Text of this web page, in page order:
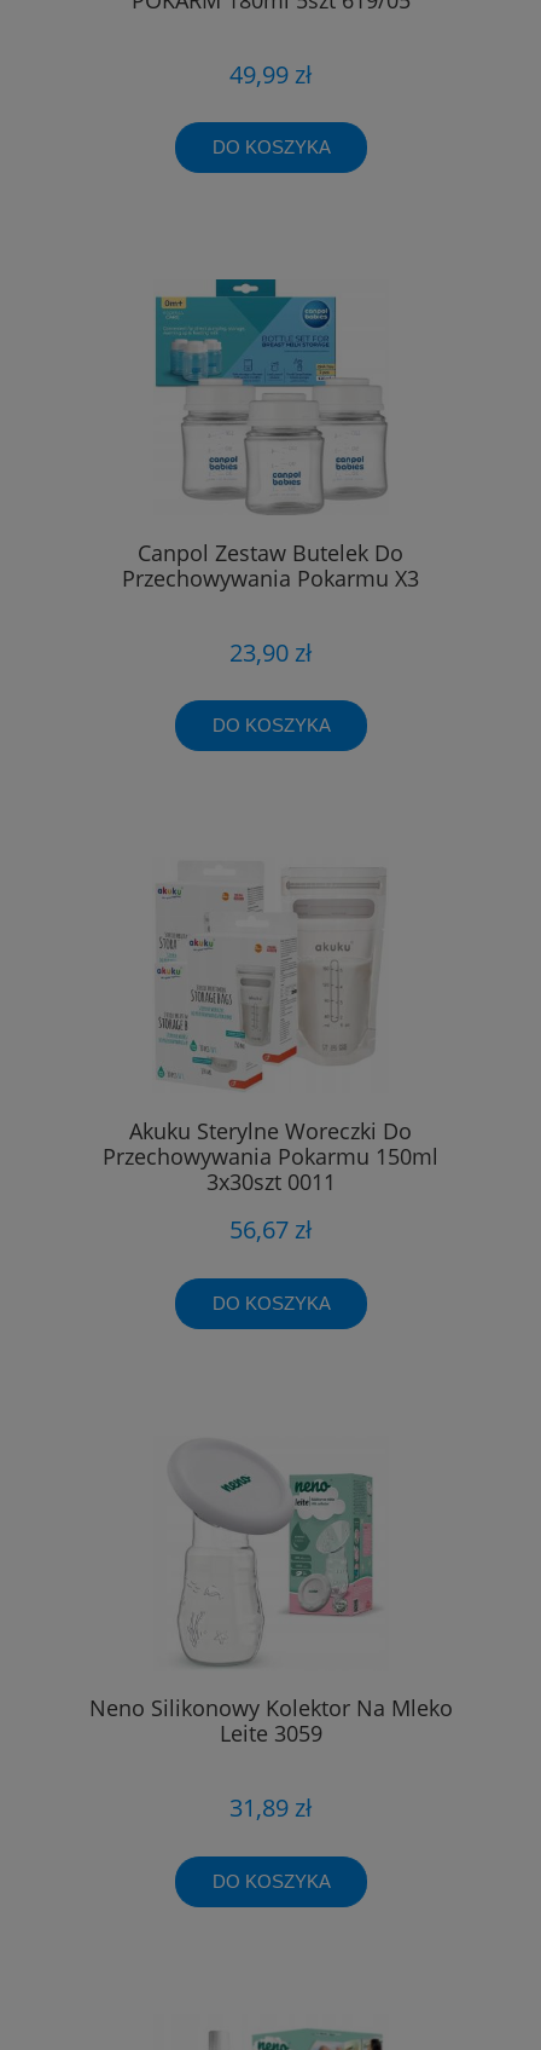
49,99 zł
DO KOSZYKA
Canpol Zestaw Butelek Do
Przechowywania Pokarmu X3
23,90 zł
DO KOSZYKA
Akuku Sterylne Woreczki Do
Przechowywania Pokarmu 150ml
3x30szt 0011
56,67 zł
DO KOSZYKA
Neno Silikonowy Kolektor Na Mleko
Leite 3059
31,89 zł
DO KOSZYKA